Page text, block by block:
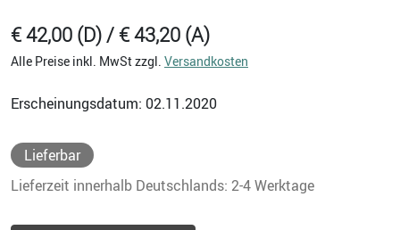
€ 42,00 (D) / € 43,20 (A)
Alle Preise inkl. MwSt zzgl. Versandkosten
Erscheinungsdatum: 02.11.2020
Lieferbar
Lieferzeit innerhalb Deutschlands: 2-4 Werktage